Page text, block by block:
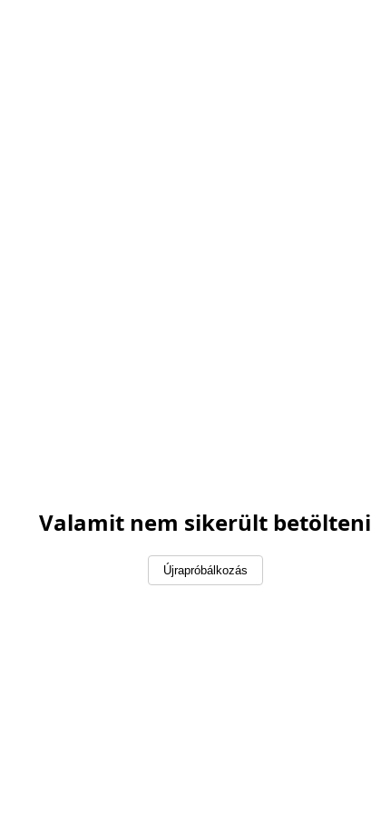
Valamit nem sikerült betölteni
Újrapróbálkozás